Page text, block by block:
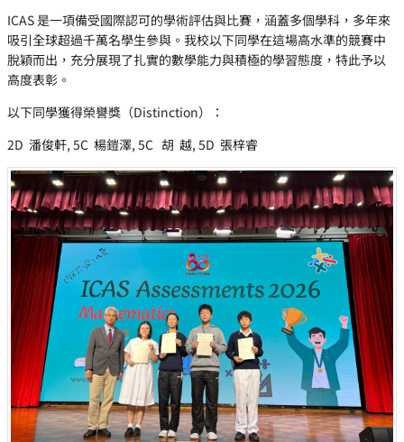
ICAS 是一項備受國際認可的學術評估與比賽，涵蓋多個學科，多年來
吸引全球超過千萬名學生參與。我校以下同學在這場高水準的競賽中
脫穎而出，充分展現了扎實的數學能力與積極的學習態度，特此予以
高度表彰。
以下同學獲得榮譽獎（Distinction）：
2D 潘俊軒, 5C 楊鎧澤, 5C 胡 越, 5D 張梓睿